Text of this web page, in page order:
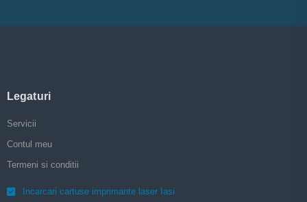
Legaturi
Servicii
Contul meu
Termeni si conditii
Incarcari cartuse imprimante laser Iasi